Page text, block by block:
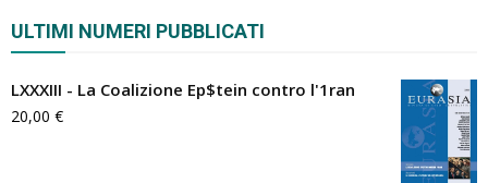
ULTIMI NUMERI PUBBLICATI
LXXXIII - La Coalizione Ep$tein contro l'1ran
20,00 €